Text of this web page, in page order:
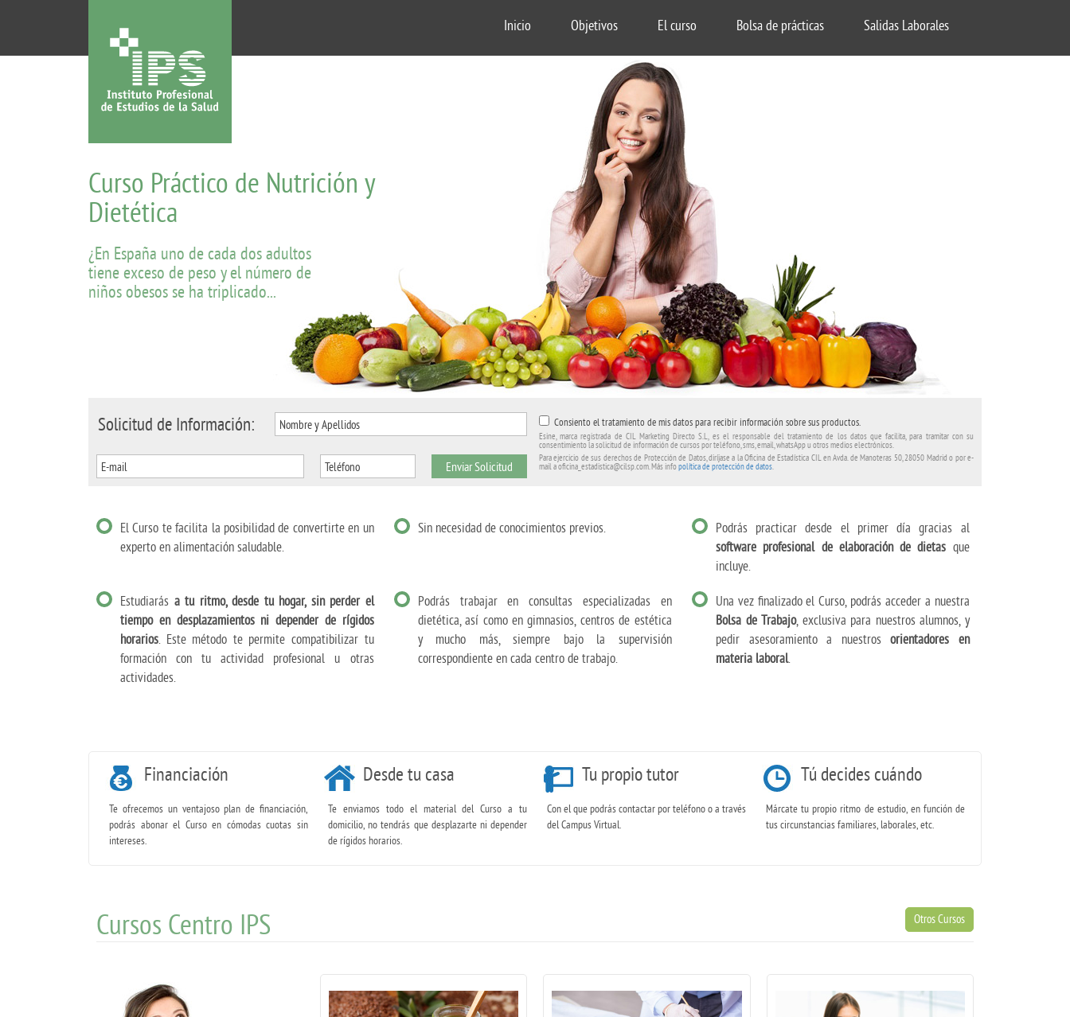
Inicio Objetivos El curso Bolsa de prácticas Salidas Laborales
Curso Práctico de Nutrición y
Dietética
¿En España uno de cada dos adultos
tiene exceso de peso y el número de
niños obesos se ha triplicado...
Solicitud de Información:
Enviar Solicitud
Consiento el tratamiento de mis datos para recibir información sobre sus productos.
Esine, marca registrada de CIL Marketing Directo S.L, es el responsable del tratamiento de los datos que facilita, para tramitar con su
consentimiento la solicitud de información de cursos por teléfono, sms, email, whatsApp u otros medios electrónicos.
Para ejercicio de sus derechos de Protección de Datos, diríjase a la Oficina de Estadística CIL en Avda. de Manoteras 50, 28050 Madrid o por e-
mail a oficina_estadistica@cilsp.com. Más infopolítica de protección de datos.
El Curso te facilita la posibilidad de convertirte en un
experto en alimentación saludable.
Sin necesidad de conocimientos previos.
Podrás practicar desde el primer día gracias al
software profesional de elaboración de dietas que
incluye.
Estudiarás a tu ritmo, desde tu hogar, sin perder el
tiempo en desplazamientos ni depender de rígidos
horarios . Este método te permite compatibilizar tu
formación con tu actividad profesional u otras
actividades.
Podrás trabajar en consultas especializadas en
dietética, así como en gimnasios, centros de estética
y mucho más, siempre bajo la supervisión
correspondiente en cada centro de trabajo.
Una vez finalizado el Curso, podrás acceder a nuestra
Bolsa de Trabajo, exclusiva para nuestros alumnos, y
pedir asesoramiento a nuestrosorientadores en
materia laboral.
Financiación
Te ofrecemos un ventajoso plan de financiación,
podrás abonar el Curso en cómodas cuotas sin
intereses.
Desde tu casa
Te enviamos todo el material del Curso a tu
domicilio, no tendrás que desplazarte ni depender
de rígidos horarios.
Tu propio tutor
Con el que podrás contactar por teléfono o a través
del Campus Virtual.
Tú decides cuándo
Márcate tu propio ritmo de estudio, en función de
tus circunstancias familiares, laborales, etc.
Cursos Centro IPS Otros Cursos